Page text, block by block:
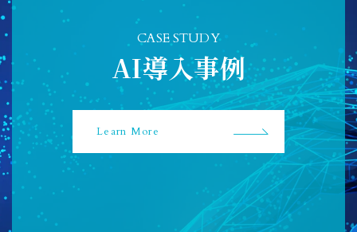
CASE STUDY
AI導入事例
Learn More